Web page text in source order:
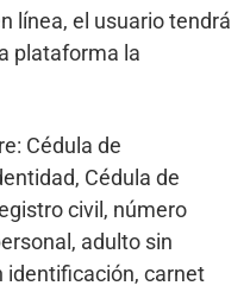
línea, el usuario tendrá
plataforma la
Cédula de
Cédula de
civil, número
adulto sin
identificación, carnet